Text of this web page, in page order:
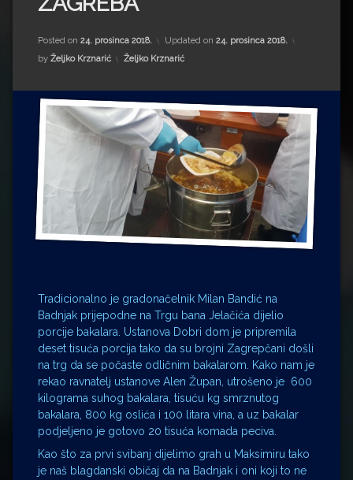
Impressum
Milenko Strižak
Drugi autori
Drugi autori
Ljiljana Lekanić-Kljaić
Željko Krznarić
Mario Lovreković
Miroslav Šantek
Posted on 24. prosinca 2018. Updated on 24. prosinca 2018.
by Željko Krznarić Kategorije:
Željko Krznarić
Tradicionalno je gradonačelnik Milan Bandić na
Badnjak prijepodne na Trgu bana Jelačića dijelio
porcije bakalara. Ustanova Dobri dom je pripremila
deset tisuća porcija tako da su brojni Zagrepčani došli
na trg da se počaste odličnim bakalarom. Kako nam je
rekao ravnatelj ustanove Alen Župan, utrošeno je 600
kilograma suhog bakalara, tisuću kg smrznutog
bakalara, 800 kg oslića i 100 litara vina, a uz bakalar
podjeljeno je gotovo 20 tisuća komada peciva.
Kao što za prvi svibanj dijelimo grah u Maksimiru tako
je naš blagdanski običaj da na Badnjak i oni koji to ne